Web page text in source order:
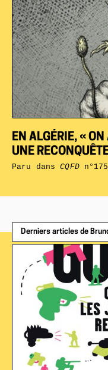
EN ALGÉRIE, «
UNE
Paru dansCQFD
Derniers articles de